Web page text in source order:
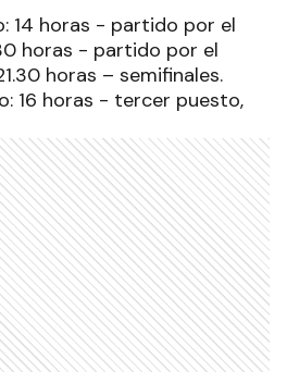
14 horas - partido por el
horas - partido por el
horas – semifinales.
16 horas - tercer puesto,